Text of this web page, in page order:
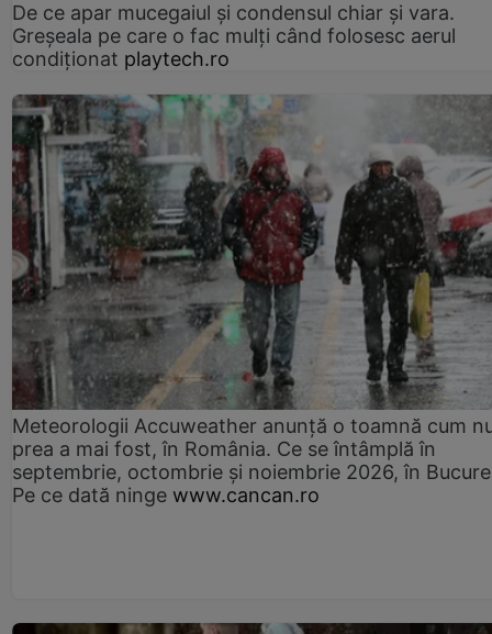
De ce apar mucegaiul și condensul chiar și vara.
Greșeala pe care o fac mulți când folosesc aerul
condiționat playtech.ro
Meteorologii Accuweather anunță o toamnă cum
prea a mai fost, în România. Ce se întâmplă în
septembrie, octombrie și noiembrie 2026, în
Pe ce dată ninge www.cancan.ro